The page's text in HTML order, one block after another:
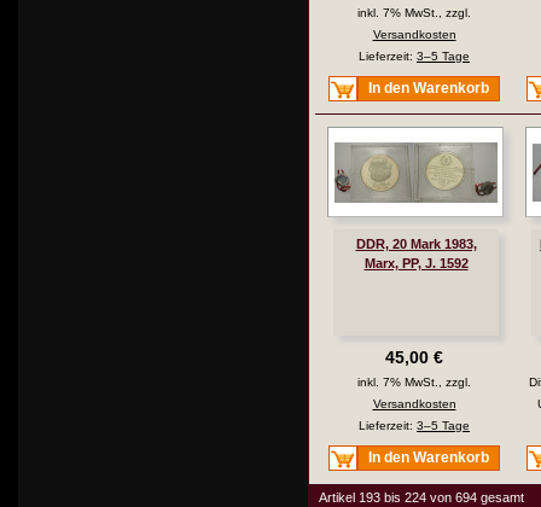
inkl. 7% MwSt., zzgl.
Versandkosten
Lieferzeit: 3–5 Tage
In den Warenkorb
DDR, 20 Mark 1983,
Marx, PP, J. 1592
45,00 €
inkl. 7% MwSt., zzgl.
Versandkosten
Lieferzeit: 3–5 Tage
In den Warenkorb
Artikel 193 bis 224 von 694 gesamt